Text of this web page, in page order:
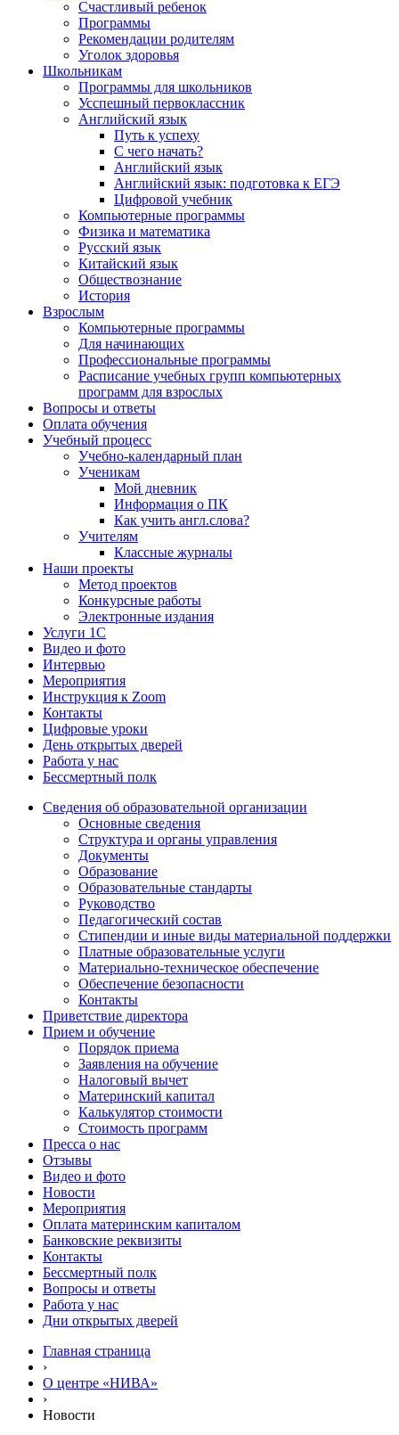
Счастливый ребенок
Программы
Рекомендации родителям
Уголок здоровья
Школьникам
Программы для школьников
Усспешный первоклассник
Английский язык
Путь к успеху
С чего начать?
Английский язык
Английский язык: подготовка к ЕГЭ
Цифровой учебник
Компьютерные программы
Физика и математика
Русский язык
Китайский язык
Обществознание
История
Взрослым
Компьютерные программы
Для начинающих
Профессиональные программы
Расписание учебных групп компьютерных
программ для взрослых
Вопросы и ответы
Оплата обучения
Учебный процесс
Учебно-календарный план
Ученикам
Мой дневник
Информация о ПК
Как учить англ.слова?
Учителям
Классные журналы
Наши проекты
Метод проектов
Конкурсные работы
Электронные издания
Услуги 1C
Видео и фото
Интервью
Мероприятия
Инструкция к Zoom
Контакты
Цифровые уроки
День открытых дверей
Работа у нас
Бессмертный полк
Сведения об образовательной организации
Основные сведения
Структура и органы управления
Документы
Образование
Образовательные стандарты
Руководство
Педагогический состав
Стипендии и иные виды материальной поддержки
Платные образовательные услуги
Материально-техническое обеспечение
Обеспечение безопасности
Контакты
Приветствие директора
Прием и обучение
Порядок приема
Заявления на обучение
Налоговый вычет
Материнский капитал
Калькулятор стоимости
Стоимость программ
Пресса о нас
Отзывы
Видео и фото
Новости
Мероприятия
Оплата материнским капиталом
Банковские реквизиты
Контакты
Бессмертный полк
Вопросы и ответы
Работа у нас
Дни открытых дверей
Главная страница
›
О центре «НИВА»
›
Новости